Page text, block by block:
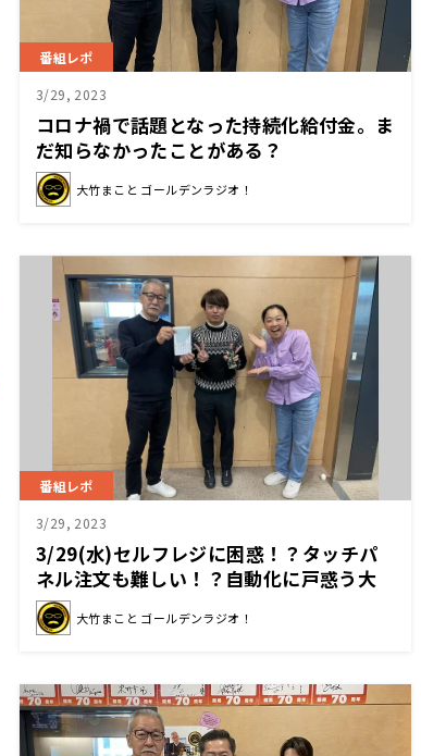
番組レポ
3/29, 2023
コロナ禍で話題となった持続化給付金。ま
だ知らなかったことがある？
大竹まこと ゴールデンラジオ！
番組レポ
3/29, 2023
3/29(水)セルフレジに困惑！？タッチパ
ネル注文も難しい！？自動化に戸惑う大
竹まことさん＆いとうあさこさん
大竹まこと ゴールデンラジオ！